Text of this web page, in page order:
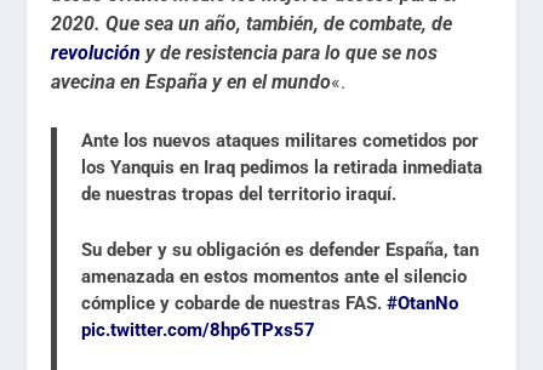
2020. Que sea un año, también, de combate, de
revolución y de resistencia para lo que se nos
avecina en España y en el mundo«.
Ante los nuevos ataques militares cometidos por
los Yanquis en Iraq pedimos la retirada inmediata
de nuestras tropas del territorio iraquí.
Su deber y su obligación es defender España, tan
amenazada en estos momentos ante el silencio
cómplice y cobarde de nuestras FAS.#OtanNo
pic.twitter.com/8hp6TPxs57